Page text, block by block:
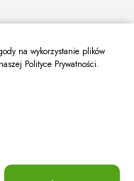
na wykorzystanie plików
Polityce Prywatności.
oraz cookie HttpOnly.